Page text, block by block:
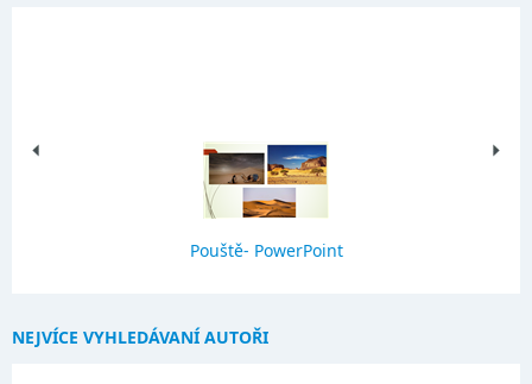
Pouště- PowerPoint
NEJVÍCE VYHLEDÁVANÍ AUTOŘI